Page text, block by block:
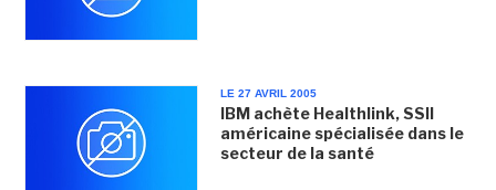
LE 27 AVRIL 2005
IBM achète Healthlink, SSII
américaine spécialisée dans le
secteur de la santé